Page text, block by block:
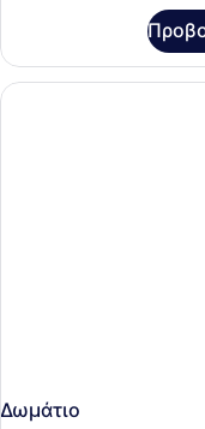
Δωμάτιο